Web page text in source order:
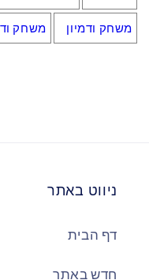
משחק ודמיון משחק
ניווט באתר
דף הבית
חדש באתר